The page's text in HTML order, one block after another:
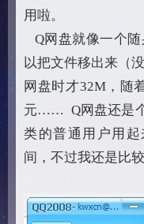
用啦。
Q网盘就像一个
以把文件移出来（
网盘时才32M，随
元…… Q网盘还是
类的普通用户用
间，不过我还是比